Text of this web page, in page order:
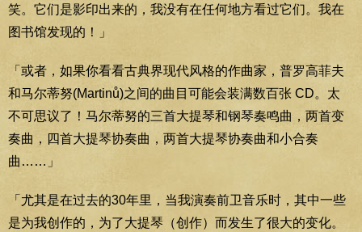
笑。它们是影印出来的，我没有在任何地方看过它们。我在
图书馆发现的！」
「或者，如果你看看古典界现代风格的作曲家，普罗高菲夫
和马尔蒂努(Martinů)之间的曲目可能会装满数百张 CD。太
不可思议了！马尔蒂努的三首大提琴和钢琴奏鸣曲，两首变
奏曲，四首大提琴协奏曲，两首大提琴协奏曲和小合奏
曲……」
「尤其是在过去的30年里，当我演奏前卫音乐时，其中一些
是为我创作的，为了大提琴（创作）而发生了很大的变化。